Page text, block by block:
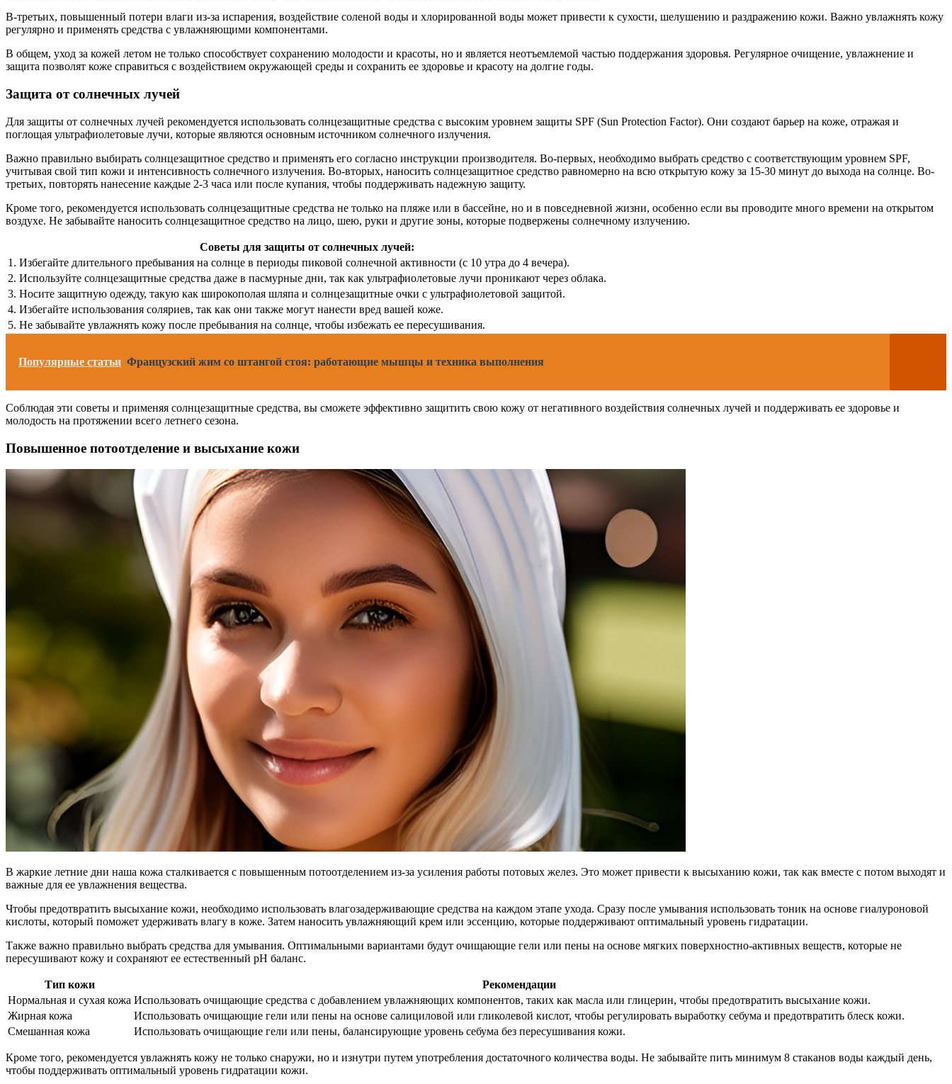
В-третьих, повышенный потери влаги из-за испарения, воздействие соленой воды и хлорированной воды может привести к сухости, шелушению и раздражению кожи. Важно увлажнять кожу
регулярно и применять средства с увлажняющими компонентами.
В общем, уход за кожей летом не только способствует сохранению молодости и красоты, но и является неотъемлемой частью поддержания здоровья. Регулярное очищение, увлажнение и
защита позволят коже справиться с воздействием окружающей среды и сохранить ее здоровье и красоту на долгие годы.
Защита от солнечных лучей
Для защиты от солнечных лучей рекомендуется использовать солнцезащитные средства с высоким уровнем защиты SPF (Sun Protection Factor). Они создают барьер на коже, отражая и
поглощая ультрафиолетовые лучи, которые являются основным источником солнечного излучения.
Важно правильно выбирать солнцезащитное средство и применять его согласно инструкции производителя. Во-первых, необходимо выбрать средство с соответствующим уровнем SPF,
учитывая свой тип кожи и интенсивность солнечного излучения. Во-вторых, наносить солнцезащитное средство равномерно на всю открытую кожу за 15-30 минут до выхода на солнце. Во-
третьих, повторять нанесение каждые 2-3 часа или после купания, чтобы поддерживать надежную защиту.
Кроме того, рекомендуется использовать солнцезащитные средства не только на пляже или в бассейне, но и в повседневной жизни, особенно если вы проводите много времени на открытом
воздухе. Не забывайте наносить солнцезащитное средство на лицо, шею, руки и другие зоны, которые подвержены солнечному излучению.
Советы для защиты от солнечных лучей:
1. Избегайте длительного пребывания на солнце в периоды пиковой солнечной активности (с 10 утра до 4 вечера).
2. Используйте солнцезащитные средства даже в пасмурные дни, так как ультрафиолетовые лучи проникают через облака.
3. Носите защитную одежду, такую как широкополая шляпа и солнцезащитные очки с ультрафиолетовой защитой.
4. Избегайте использования соляриев, так как они также могут нанести вред вашей коже.
5. Не забывайте увлажнять кожу после пребывания на солнце, чтобы избежать ее пересушивания.
Популярные статьи Французский жим со штангой стоя: работающие мышцы и техника выполнения
Соблюдая эти советы и применяя солнцезащитные средства, вы сможете эффективно защитить свою кожу от негативного воздействия солнечных лучей и поддерживать ее здоровье и
молодость на протяжении всего летнего сезона.
Повышенное потоотделение и высыхание кожи
В жаркие летние дни наша кожа сталкивается с повышенным потоотделением из-за усиления работы потовых желез. Это может привести к высыханию кожи, так как вместе с потом выходят и
важные для ее увлажнения вещества.
Чтобы предотвратить высыхание кожи, необходимо использовать влагозадерживающие средства на каждом этапе ухода. Сразу после умывания использовать тоник на основе гиалуроновой
кислоты, который поможет удерживать влагу в коже. Затем наносить увлажняющий крем или эссенцию, которые поддерживают оптимальный уровень гидратации.
Также важно правильно выбрать средства для умывания. Оптимальными вариантами будут очищающие гели или пены на основе мягких поверхностно-активных веществ, которые не
пересушивают кожу и сохраняют ее естественный pH баланс.
Тип кожи
Рекомендации
Нормальная и сухая кожа Использовать очищающие средства с добавлением увлажняющих компонентов, таких как масла или глицерин, чтобы предотвратить высыхание кожи.
Жирная кожа
Использовать очищающие гели или пены на основе салициловой или гликолевой кислот, чтобы регулировать выработку себума и предотвратить блеск кожи.
Смешанная кожа
Использовать очищающие гели или пены, балансирующие уровень себума без пересушивания кожи.
Кроме того, рекомендуется увлажнять кожу не только снаружи, но и изнутри путем употребления достаточного количества воды. Не забывайте пить минимум 8 стаканов воды каждый день,
чтобы поддерживать оптимальный уровень гидратации кожи.